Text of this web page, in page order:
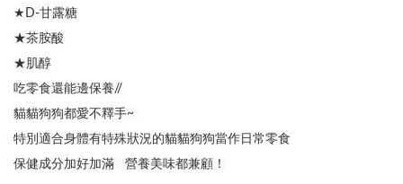
★D-甘露糖
★茶胺酸
★肌醇
吃零食還能邊保養//
貓貓狗狗都愛不釋手~
特別適合身體有特殊狀況的貓貓狗狗當作日常零食
保健成分加好加滿   營養美味都兼顧！